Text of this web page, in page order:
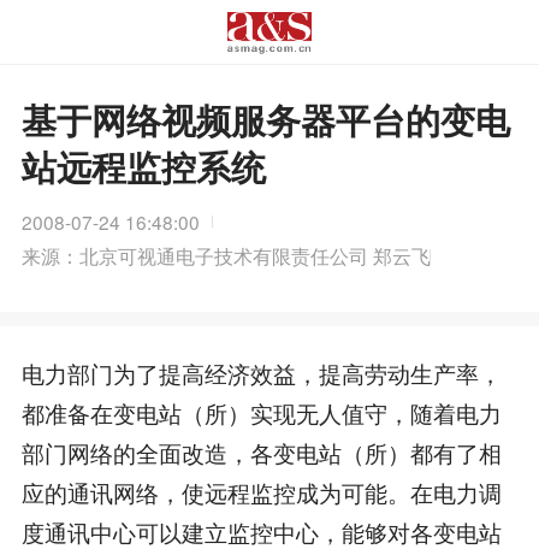
基于网络视频服务器平台的变电
站远程监控系统
2008-07-24 16:48:00
来源：北京可视通电子技术有限责任公司 郑云飞
电力部门为了提高经济效益，提高劳动生产率，
都准备在变电站（所）实现无人值守，随着电力
部门网络的全面改造，各变电站（所）都有了相
应的通讯网络，使远程监控成为可能。在电力调
度通讯中心可以建立监控中心，能够对各变电站